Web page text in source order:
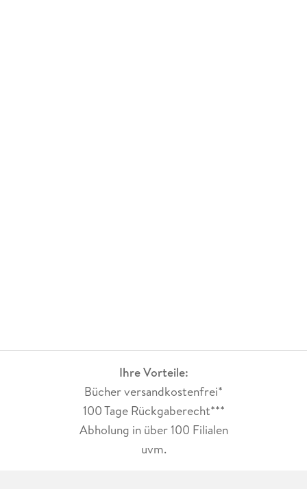
Ihre Vorteile:
Bücher versandkostenfrei*
100 Tage Rückgaberecht***
Abholung in über 100 Filialen
uvm.